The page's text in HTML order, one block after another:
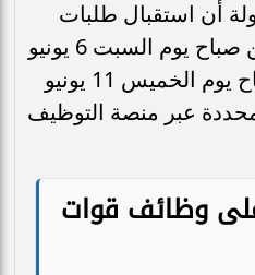
أن استقبال طلبات
التقديم سيبدأ اعتبارًا من صباح يوم السبت 6 يونيو
2026، ويستمر حتى صباح يوم الخميس 11 يونيو
المحددة عبر منصة التوظيف
وظائف قوات